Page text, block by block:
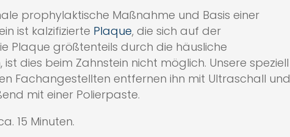
prophylaktische Maßnahme und Basis einer
ist kalzifizierte Plaque, die sich auf der
Plaque größtenteils durch die häusliche
dies beim Zahnstein nicht möglich. Unsere speziell
Fachangestellten entfernen ihn mit Ultraschall und
mit einer Polierpaste.
15 Minuten.